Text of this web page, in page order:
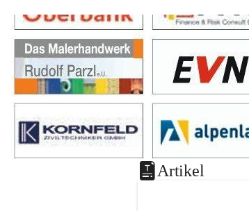
Artikel